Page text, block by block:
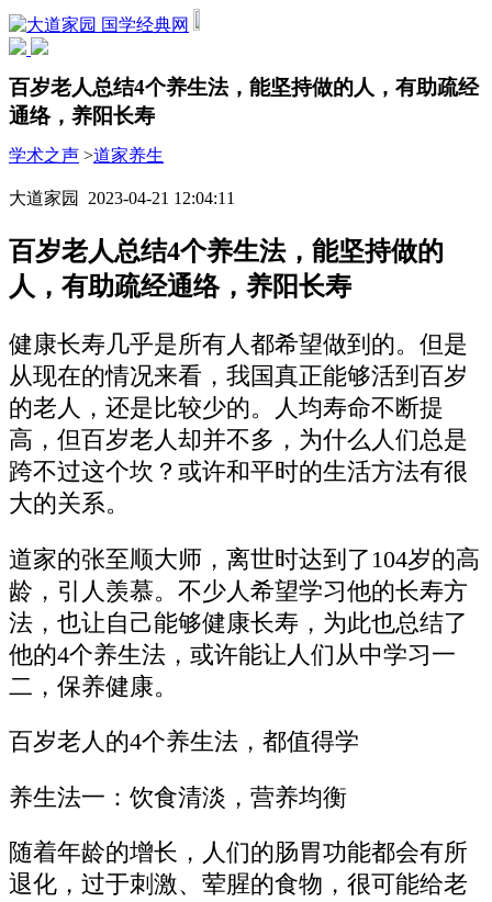
国学经典网
百岁老人总结4个养生法，能坚持做的人，有助疏经
通络，养阳长寿
学术之声 >道家养生
大道家园 2023-04-21 12:04:11
百岁老人总结4个养生法，能坚持做的
人，有助疏经通络，养阳长寿
健康长寿几乎是所有人都希望做到的。但是
从现在的情况来看，我国真正能够活到百岁
的老人，还是比较少的。人均寿命不断提
高，但百岁老人却并不多，为什么人们总是
跨不过这个坎？或许和平时的生活方法有很
大的关系。
道家的张至顺大师，离世时达到了104岁的高
龄，引人羡慕。不少人希望学习他的长寿方
法，也让自己能够健康长寿，为此也总结了
他的4个养生法，或许能让人们从中学习一
二，保养健康。
百岁老人的4个养生法，都值得学
养生法一：饮食清淡，营养均衡
随着年龄的增长，人们的肠胃功能都会有所
退化，过于刺激、荤腥的食物，很可能给老